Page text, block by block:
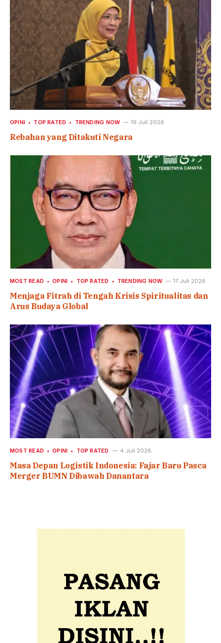
OPINI TOP RATED TRENDING NOW 19 Juli 2026
Rebahan yang Ditakuti Negara
MOST READ OPINI TOP RATED TRENDING NOW 17 Juli 2026
Menjaga Fitrah di Tengah Krisis Spiritualitas dan
Arus Budaya Global
MOST READ OPINI TOP RATED 4 Juli 2026
Masa Depan Logistik Indonesia: Fajar Baru Pasca
Merger BUMN Dibawah Danantara